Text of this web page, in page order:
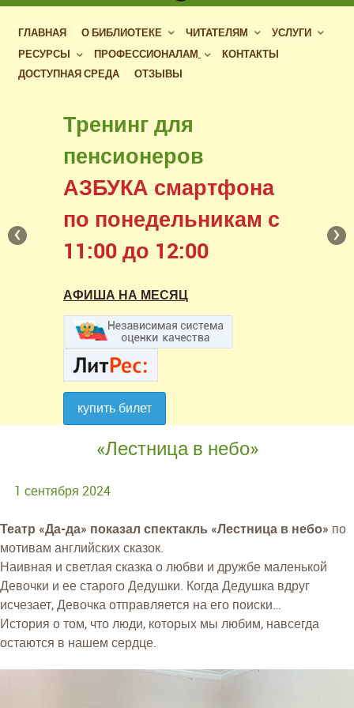
ГЛАВНАЯ О БИБЛИОТЕКЕ ЧИТАТЕЛЯМ
УСЛУГИ
РЕСУРСЫ
ПРОФЕССИОНАЛАМ
КОНТАКТЫ
ДОСТУПНАЯ СРЕДА
ОТЗЫВЫ
Бесплатный доступ
к фондам российских
библиотек
в нашем читальном зале
АФИША НА МЕСЯЦ
купить билет
Тренинг для
пенсионеров
АЗБУКА смартфона
по понедельникам с
11:00 до 12:00
АФИША НА МЕСЯЦ
купить билет
›
‹
«Лестница в небо»
1 сентября 2024
Театр «Да-да» показал спектакль «Лестница в небо» по
мотивам английских сказок.
Наивная и светлая сказка о любви и дружбе маленькой
Девочки и ее старого Дедушки. Когда Дедушка вдруг
исчезает, Девочка отправляется на его поиски…
История о том, что люди, которых мы любим, навсегда
остаются в нашем сердце.